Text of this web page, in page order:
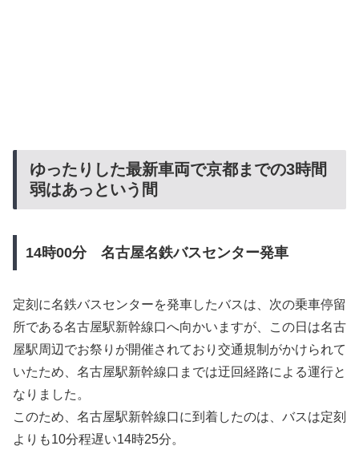
ゆったりした最新車両で京都までの3時間
弱はあっという間
14時00分 名古屋名鉄バスセンター発車
定刻に名鉄バスセンターを発車したバスは、次の乗車停留
所である名古屋駅新幹線口へ向かいますが、この日は名古
屋駅周辺でお祭りが開催されており交通規制がかけられて
いたため、名古屋駅新幹線口までは迂回経路による運行と
なりました。
このため、名古屋駅新幹線口に到着したのは、バスは定刻
よりも10分程遅い14時25分。